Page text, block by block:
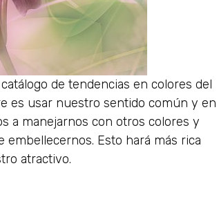
de tendencias en colores del
es usar nuestro sentido común y en
a manejarnos con otros colores y
Esto hará más rica
atractivo.